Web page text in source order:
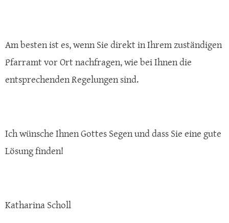
Am besten ist es, wenn Sie direkt in Ihrem zuständigen
Pfarramt vor Ort nachfragen, wie bei Ihnen die
entsprechenden Regelungen sind.
Ich wünsche Ihnen Gottes Segen und dass Sie eine gute
Lösung finden!
Katharina Scholl